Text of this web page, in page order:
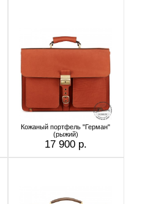
Кожаный портфель "Герман"
(рыжий)
17 900 р.